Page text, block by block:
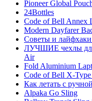
Pioneer Global
24Bottles
Code of Bell Annex
Modern Dayfarer
Советы и
ЛУЧШИЕ чехлы для
Air
Fold Aluminium
Code of Bell X-
Как летать с
Alpaka Go Sling